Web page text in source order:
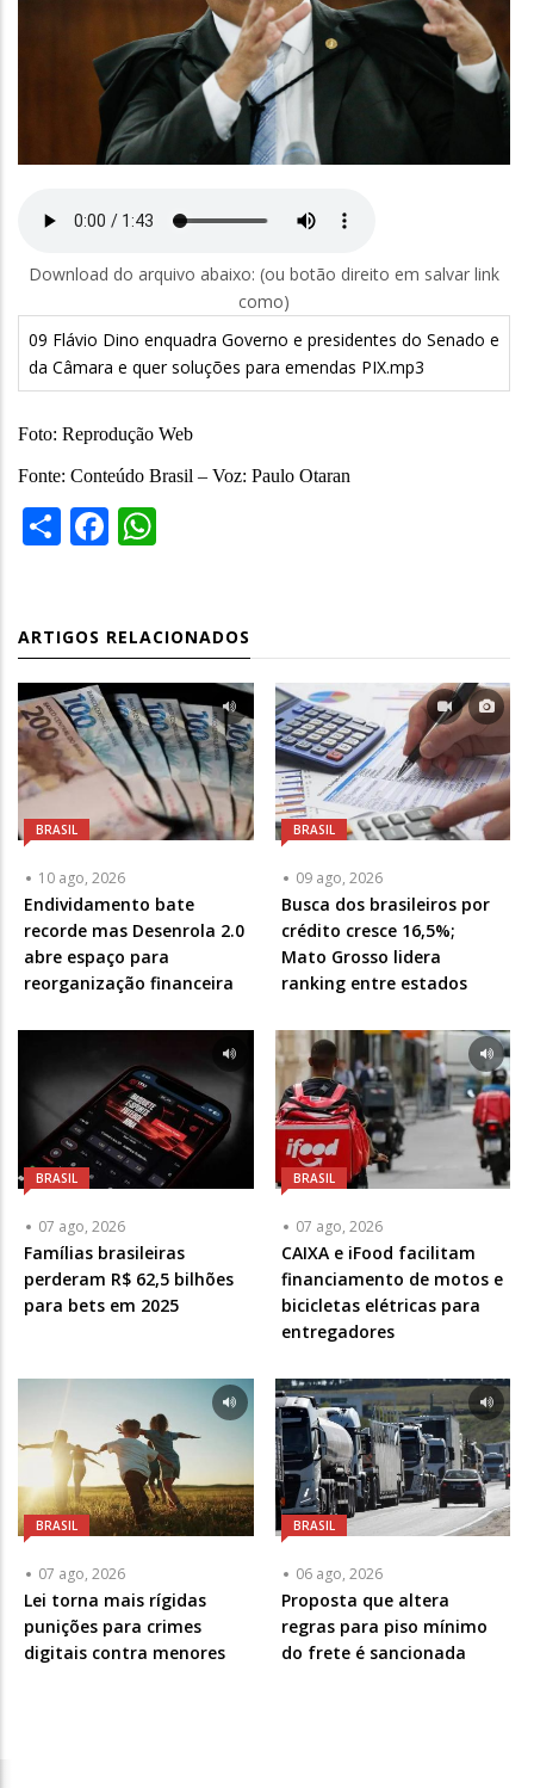
Download do arquivo abaixo: (ou botão direito em salvar link
como)
09 Flávio Dino enquadra Governo e presidentes do Senado e
da Câmara e quer soluções para emendas PIX.mp3
Foto: Reprodução Web
Fonte: Conteúdo Brasil – Voz: Paulo Otaran
ShareFacebook
ARTIGOS RELACIONADOS
BRASIL
10 ago, 2026
Endividamento bate
recorde mas Desenrola 2.0
abre espaço para
reorganização financeira
BRASIL
09 ago, 2026
Busca dos brasileiros por
crédito cresce 16,5%;
Mato Grosso lidera
ranking entre estados
BRASIL
07 ago, 2026
Famílias brasileiras
perderam R$ 62,5 bilhões
para bets em 2025
BRASIL
07 ago, 2026
CAIXA e iFood facilitam
financiamento de motos e
bicicletas elétricas para
entregadores
BRASIL
07 ago, 2026
Lei torna mais rígidas
punições para crimes
digitais contra menores
BRASIL
06 ago, 2026
Proposta que altera
regras para piso mínimo
do frete é sancionada